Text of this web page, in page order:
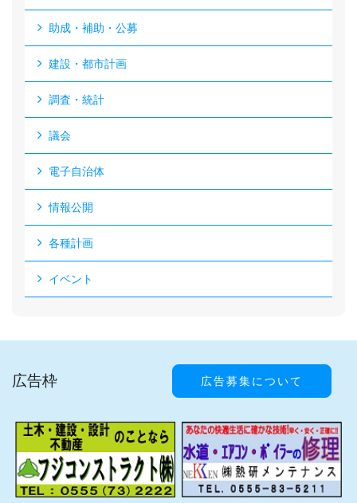
助成・補助・公募
建設・都市計画
調査・統計
議会
電子自治体
情報公開
各種計画
イベント
広告枠 広告募集について